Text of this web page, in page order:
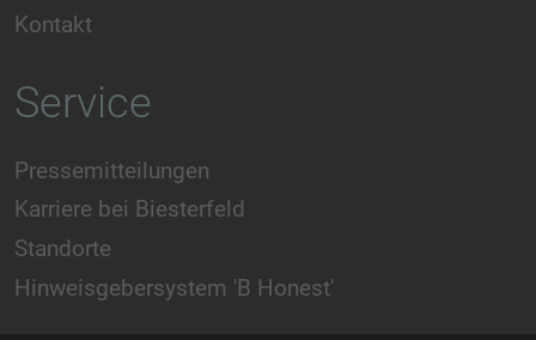
Kontakt
Service
Pressemitteilungen
Karriere bei Biesterfeld
Standorte
Hinweisgebersystem 'B Honest'